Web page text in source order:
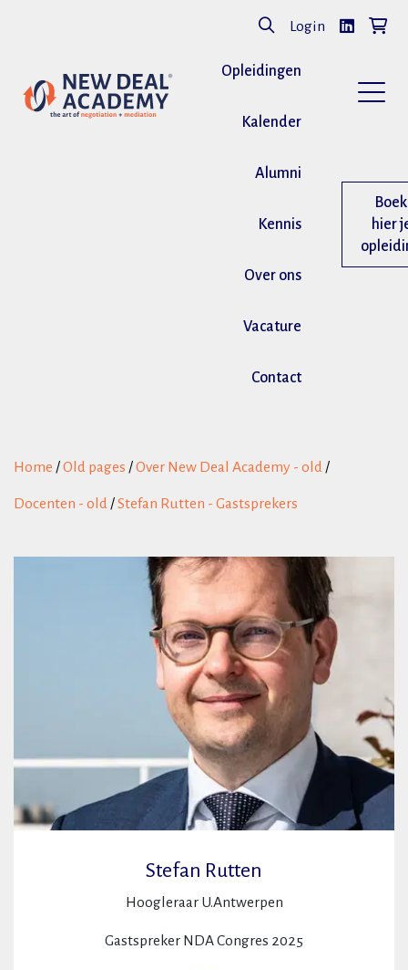
Login
Opleidingen
Kalender
Alumni
Kennis
Over ons
Vacature
Contact
Boek
hier
Home /Old pages /Over New Deal Academy - old/
Docenten - old/Stefan Rutten - Gastsprekers
Stefan Rutten
Hoogleraar U.Antwerpen
Gastspreker NDA Congres 2025